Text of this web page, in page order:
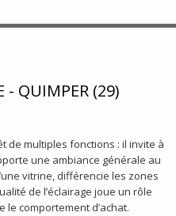
- QUIMPER (29)
de multiples fonctions : il invite à
une ambiance générale au
vitrine, différencie les zones
de l’éclairage joue un rôle
le comportement d’achat.